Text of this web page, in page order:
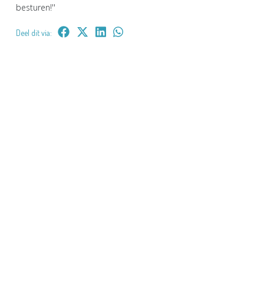
besturen!''
Deel dit via: